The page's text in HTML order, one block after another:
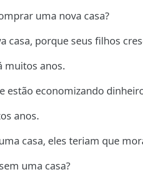
uma nova casa?
casa, porque seus filhos
muitos anos.
estão economizando
anos.
casa, eles teriam que
uma casa?